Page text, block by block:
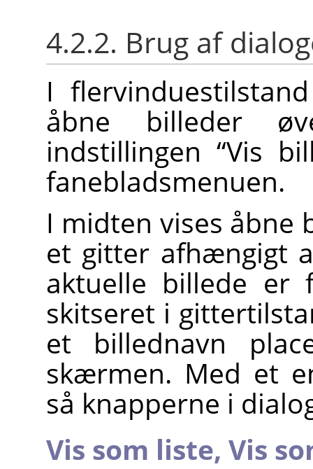
4.2.2. Brug af
I
åbne billeder
indstillingen “Vis
fanebladsmenuen.
I midten vises åbne
et gitter afhængigt
aktuelle billede er
skitseret i
et billednavn
skærmen. Med et
så knapperne i
Vis som liste, Vis